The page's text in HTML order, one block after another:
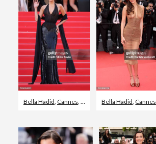
Bella Hadid Cannes Rode loper evenement
Bella Hadid Cannes